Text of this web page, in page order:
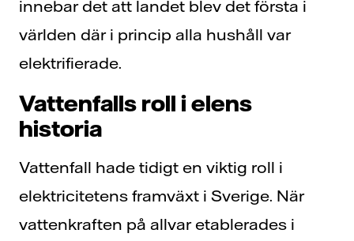
innebar det att landet blev det första i
världen där i princip alla hushåll var
elektrifierade.
Vattenfalls roll i elens
historia
Vattenfall hade tidigt en viktig roll i
elektricitetens framväxt i Sverige. När
vattenkraften på allvar etablerades i